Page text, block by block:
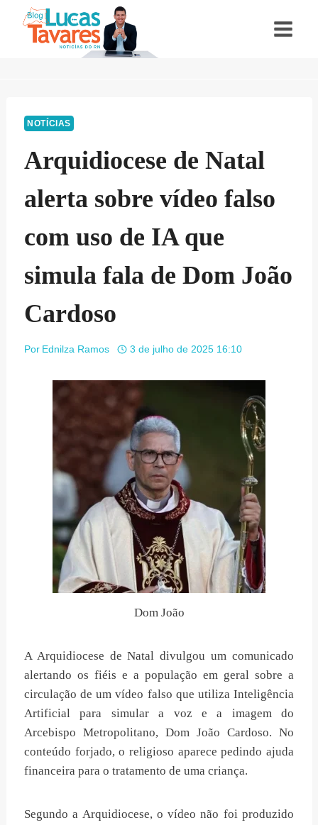
NOTÍCIAS
Arquidiocese de Natal
alerta sobre vídeo falso
com uso de IA que
simula fala de Dom João
Cardoso
Por Ednilza Ramos 3 de julho de 2025 16:10
Dom João
A Arquidiocese de Natal divulgou um comunicado
alertando os fiéis e a população em geral sobre a
circulação de um vídeo falso que utiliza Inteligência
Artificial para simular a voz e a imagem do
Arcebispo Metropolitano, Dom João Cardoso. No
conteúdo forjado, o religioso aparece pedindo ajuda
financeira para o tratamento de uma criança.
Segundo a Arquidiocese, o vídeo não foi produzido